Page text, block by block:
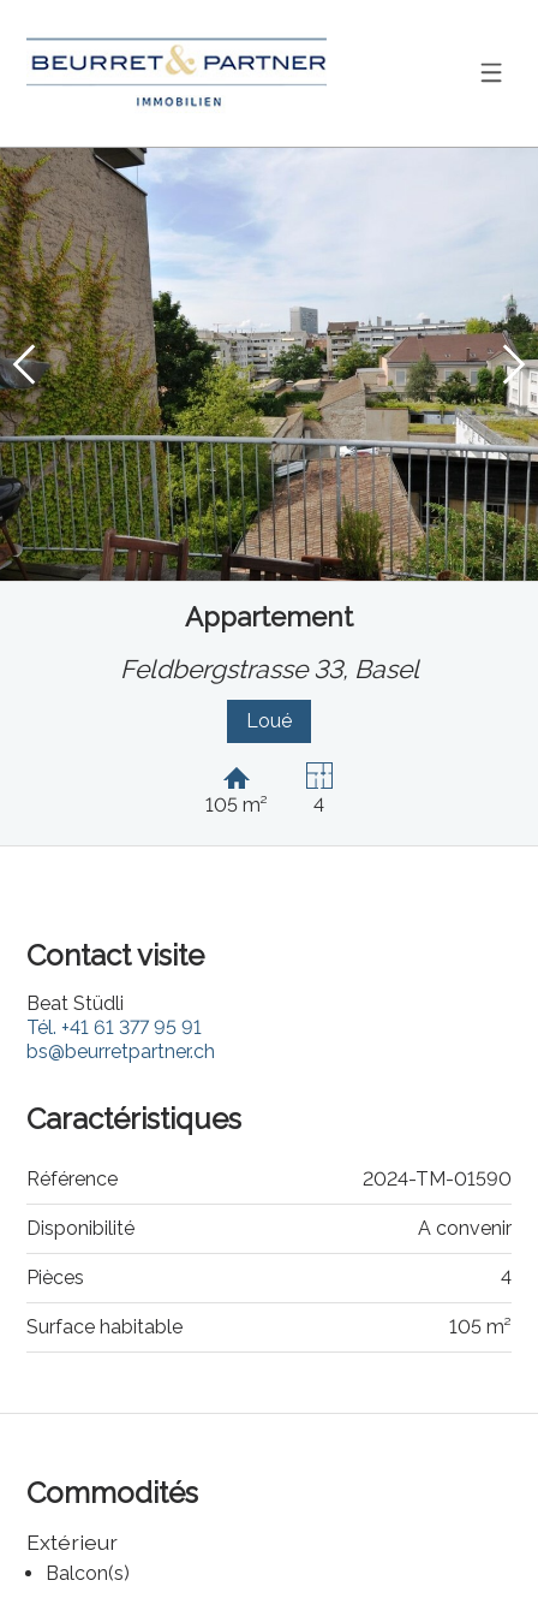
Appartement
Feldbergstrasse 33, Basel
Loué
105 m² 4
Commodités
Extérieur
Balcon(s)
Contact visite
Beat Stüdli
Tél.+41 61 377 95 91
bs@beurretpartner.ch
Caractéristiques
Référence 2024-TM-01590
Disponibilité A convenir
Pièces 4
Surface habitable 105 m²